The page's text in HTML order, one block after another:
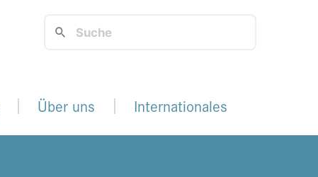
Über uns Internationales